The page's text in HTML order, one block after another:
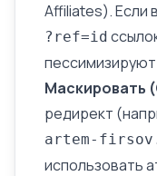
Affiliates). Если
?ref=id
Маскировать
редирект
artem-
использовать